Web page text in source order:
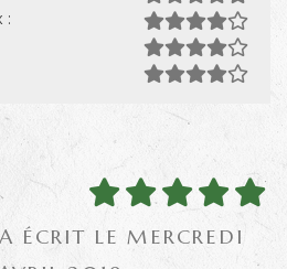
:
A ÉCRIT LE MERCREDI